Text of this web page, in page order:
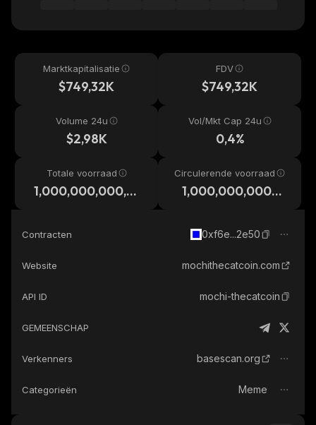
Marktkapitalisatie
$749,32K
FDV
$749,32K
Volume 24u
$2,98K
Vol/Mkt Cap 24u
0,4%
Totale voorraad
1,000,000,000,0
Circulerende voorraad
1,000,000,000,0
Contracten 0xf6e...2e50
Website mochithecatcoin.com
API ID mochi-thecatcoin
GEMEENSCHAP
Verkenners basescan.org
Categorieën Meme